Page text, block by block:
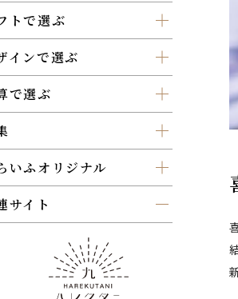
トで選ぶ
インで選ぶ
で選ぶ
いふオリジナル
サイト